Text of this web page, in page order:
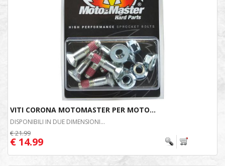
VITI CORONA MOTOMASTER PER MOTO...
DISPONIBILI IN DUE DIMENSIONI...
€ 21.99
€ 14.99